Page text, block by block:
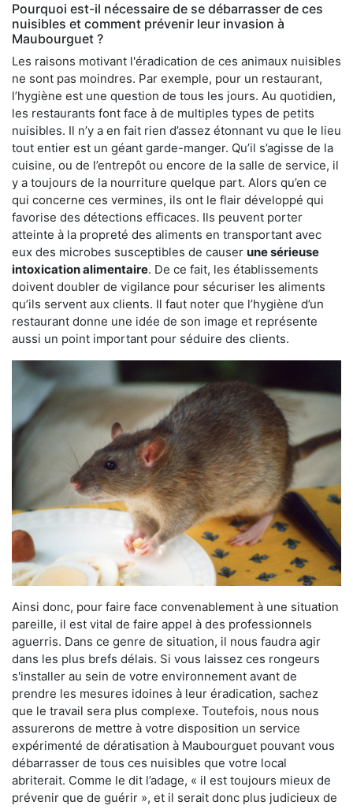
Pourquoi est-il nécessaire de se débarrasser de ces
nuisibles et comment prévenir leur invasion à
Maubourguet ?
Les raisons motivant l'éradication de ces animaux nuisibles
ne sont pas moindres. Par exemple, pour un restaurant,
l’hygiène est une question de tous les jours. Au quotidien,
les restaurants font face à de multiples types de petits
nuisibles. Il n’y a en fait rien d’assez étonnant vu que le lieu
tout entier est un géant garde-manger. Qu’il s’agisse de la
cuisine, ou de l’entrepôt ou encore de la salle de service, il
y a toujours de la nourriture quelque part. Alors qu’en ce
qui concerne ces vermines, ils ont le flair développé qui
favorise des détections efficaces. Ils peuvent porter
atteinte à la propreté des aliments en transportant avec
eux des microbes susceptibles de causer une sérieuse
intoxication alimentaire. De ce fait, les établissements
doivent doubler de vigilance pour sécuriser les aliments
qu’ils servent aux clients. Il faut noter que l’hygiène d’un
restaurant donne une idée de son image et représente
aussi un point important pour séduire des clients.
Ainsi donc, pour faire face convenablement à une situation
pareille, il est vital de faire appel à des professionnels
aguerris. Dans ce genre de situation, il nous faudra agir
dans les plus brefs délais. Si vous laissez ces rongeurs
s'installer au sein de votre environnement avant de
prendre les mesures idoines à leur éradication, sachez
que le travail sera plus complexe. Toutefois, nous nous
assurerons de mettre à votre disposition un service
expérimenté de dératisation à Maubourguet pouvant vous
débarrasser de tous ces nuisibles que votre local
abriterait. Comme le dit l’adage, « il est toujours mieux de
prévenir que de guérir », et il serait donc plus judicieux de